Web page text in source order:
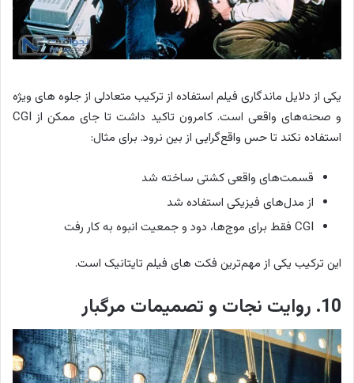
یکی از دلایل ماندگاری فیلم استفاده از ترکیب متعادلی از جلوه های ویژه
و صحنه‌های واقعی است. کامرون تاکید داشت تا جای ممکن از CGI
استفاده نکند تا حس واقع‌گرایی از بین نرود. برای مثال:
قسمت‌های واقعی کشتی ساخته شد
از مدل‌های فیزیکی استفاده شد
CGI فقط برای موج‌ها، دود و جمعیت انبوه به کار رفت
این ترکیب یکی از مهم‌ترین فکت های فیلم تایتانیک است.
10. روایت نجات و تصمیمات مرگبار